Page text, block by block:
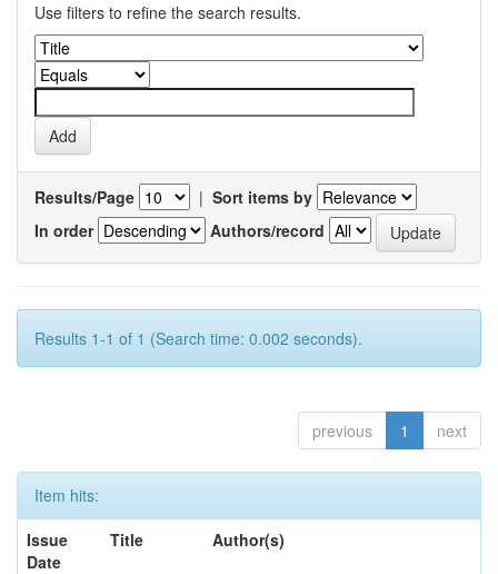
Use filters to refine the search results.
Results/Page | Sort items by
In order
Authors/record
Results 1-1 of 1 (Search time: 0.002 seconds).
previous 1 next
Item hits:
Issue
Date
Title Author(s)